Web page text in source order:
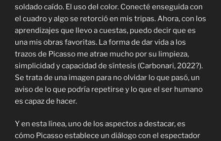
soldado caído. El uso del color. Conecté enseguida con
el cuadro y algo se retorció en mis tripas. Ahora, con los
aprendizajes que llevo a cuestas, puedo decir que es
una mis obras favoritas. La forma de dar vida a los
trazos de Picasso me atrae mucho por su limpieza,
simplicidad y capacidad de síntesis (Carbonari, 2022?).
Se trata de una imagen para no olvidar lo que pasó, un
aviso de lo que podría repetirse y lo que el ser humano
es capaz de hacer.
Y en esta línea, uno de los aspectos a destacar, es
cómo Picasso establece un diálogo con el espectador